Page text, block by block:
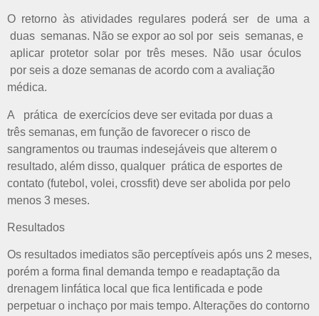
O retorno às atividades regulares poderá ser de uma a
duas semanas. Não se expor ao sol por seis semanas, e
aplicar protetor solar por três meses. Não usar óculos
por seis a doze semanas de acordo com a avaliação
médica.
A prática de exercícios deve ser evitada por duas a
três semanas, em função de favorecer o risco de
sangramentos ou traumas indesejáveis que alterem o
resultado, além disso, qualquer prática de esportes de
contato (futebol, volei, crossfit) deve ser abolida por pelo
menos 3 meses.
Resultados
Os resultados imediatos são perceptíveis após uns 2 meses,
porém a forma final demanda tempo e readaptação da
drenagem linfática local que fica lentificada e pode
perpetuar o inchaço por mais tempo. Alterações do contorno